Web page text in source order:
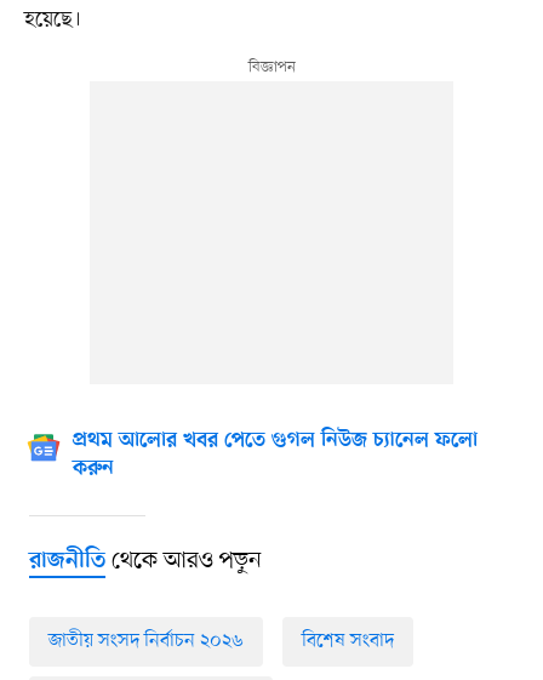
হয়েছে।
প্রথম আলোর খবর পেতে গুগল নিউজ চ্যানেল ফলো
করুন
রাজনীতিথেকে আরও পড়ুন
জাতীয় সংসদ নির্বাচন ২০২৬ বিশেষ সংবাদ